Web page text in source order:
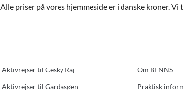
Alle priser på vores hjemmeside er i danske kroner.
Aktivrejser til Cesky Raj
Aktivrejser til Gardasøen
Om BENNS
Praktisk